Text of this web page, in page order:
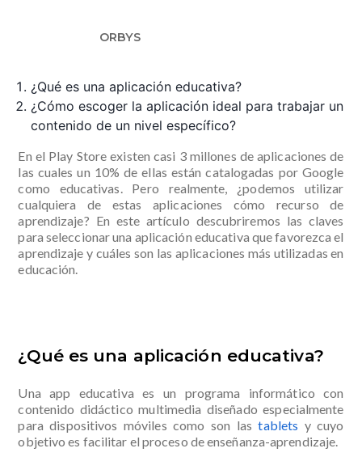
ORBYS
¿Qué es una aplicación educativa?
¿Cómo escoger la aplicación ideal para trabajar un
contenido de un nivel específico?
En el Play Store existen casi 3 millones de aplicaciones de
las cuales un 10% de ellas están catalogadas por Google
como educativas. Pero realmente, ¿podemos utilizar
cualquiera de estas aplicaciones cómo recurso de
aprendizaje? En este artículo descubriremos las claves
para seleccionar una aplicación educativa que favorezca el
aprendizaje y cuáles son las aplicaciones más utilizadas en
educación.
¿Qué es una aplicación educativa?
Una app educativa es un programa informático con
contenido didáctico multimedia diseñado especialmente
para dispositivos móviles como son lastablets y cuyo
objetivo es facilitar el proceso de enseñanza-aprendizaje.